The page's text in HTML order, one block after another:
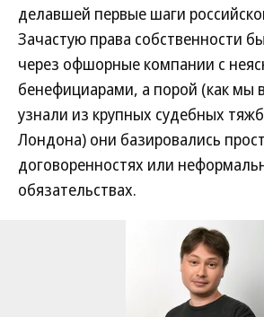
делавшей первые шаги
Зачастую права собственности
через офшорные компании с
бенефициарами, а порой (как мы
узнали из крупных судебных
Лондона) они базировались
договоренностях или
обязательствах.